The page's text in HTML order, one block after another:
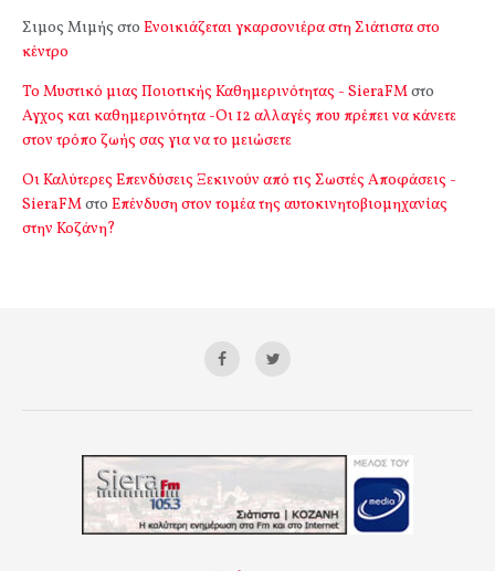
Σιμος Μιμής στο Ενοικιάζεται γκαρσονιέρα στη Σιάτιστα στο
κέντρο
Το Μυστικό μιας Ποιοτικής Καθημερινότητας - SieraFMστο
Αγχος και καθημερινότητα -Οι 12 αλλαγές που πρέπει να κάνετε
στον τρόπο ζωής σας για να το μειώσετε
Οι Καλύτερες Επενδύσεις Ξεκινούν από τις Σωστές Αποφάσεις -
SieraFMστο Επένδυση στον τομέα της αυτοκινητοβιομηχανίας
στην Κοζάνη?